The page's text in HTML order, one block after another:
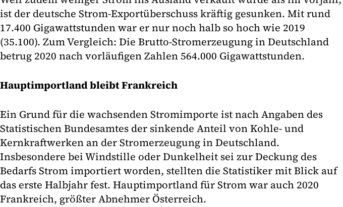
ist der deutsche Strom-Exportüberschuss kräftig gesunken. Mit rund
17.400 Gigawattstunden war er nur noch halb so hoch wie 2019
(35.100). Zum Vergleich: Die Brutto-Stromerzeugung in Deutschland
betrug 2020 nach vorläufigen Zahlen 564.000 Gigawattstunden.
Hauptimportland bleibt Frankreich
Ein Grund für die wachsenden Stromimporte ist nach Angaben des
Statistischen Bundesamtes der sinkende Anteil von Kohle- und
Kernkraftwerken an der Stromerzeugung in Deutschland.
Insbesondere bei Windstille oder Dunkelheit sei zur Deckung des
Bedarfs Strom importiert worden, stellten die Statistiker mit Blick auf
das erste Halbjahr fest. Hauptimportland für Strom war auch 2020
Frankreich, größter Abnehmer Österreich.